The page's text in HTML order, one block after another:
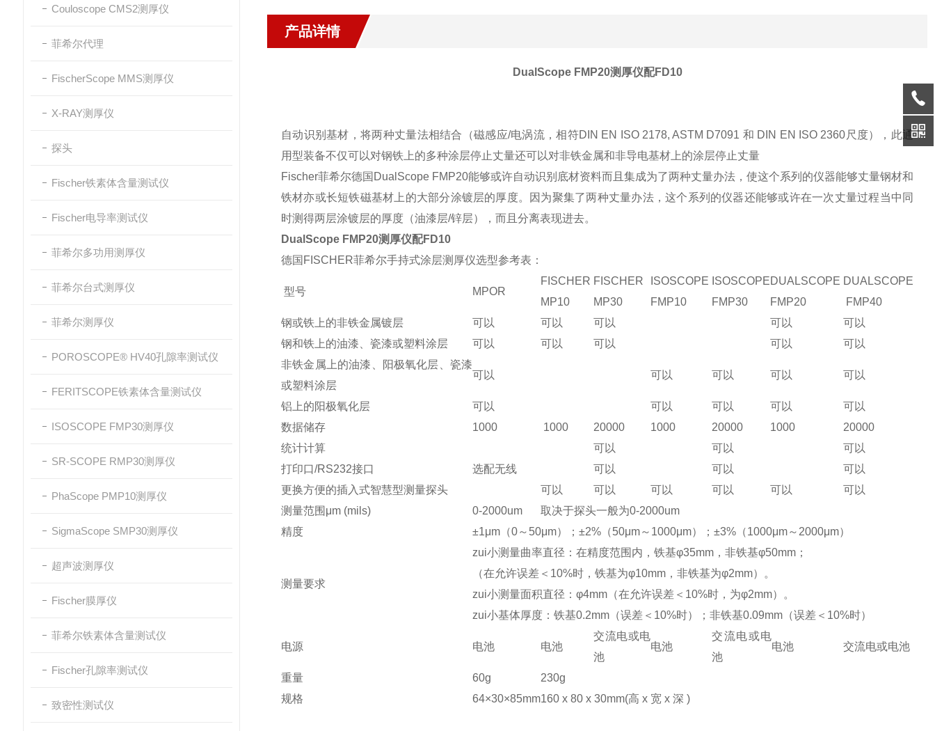
Couloscope CMS2测厚仪
菲希尔代理
FischerScope MMS测厚仪
X-RAY测厚仪
探头
Fischer铁素体含量测试仪
Fischer电导率测试仪
菲希尔多功用测厚仪
菲希尔台式测厚仪
菲希尔测厚仪
POROSCOPE® HV40孔隙率测试仪
FERITSCOPE铁素体含量测试仪
ISOSCOPE FMP30测厚仪
SR-SCOPE RMP30测厚仪
PhaScope PMP10测厚仪
SigmaScope SMP30测厚仪
超声波测厚仪
Fischer膜厚仪
菲希尔铁素体含量测试仪
Fischer孔隙率测试仪
致密性测试仪
产品详情
DualScope FMP20测厚仪配FD10
自动识别基材，将两种丈量法相结合（磁感应/电涡流，相符DIN EN ISO 2178, ASTM D7091 和 DIN EN ISO 2360尺度），此通
用型装备不仅可以对钢铁上的多种涂层停止丈量还可以对非铁金属和非导电基材上的涂层停止丈量
Fischer菲希尔德国DualScope FMP20能够或许自动识别底材资料而且集成为了两种丈量办法，使这个系列的仪器能够丈量钢材和
铁材亦或长短铁磁基材上的大部分涂镀层的厚度。因为聚集了两种丈量办法，这个系列的仪器还能够或许在一次丈量过程当中同
时测得两层涂镀层的厚度（油漆层/锌层），而且分离表现进去。
DualScope FMP20测厚仪配FD10
德国FISCHER菲希尔手持式涂层测厚仪选型参考表：
型号 MPOR
FISCHER
MP10
FISCHER
MP30
ISOSCOPE
FMP10
ISOSCOPE
FMP30
DUALSCOPE
FMP20
DUALSCOPE
FMP40
钢或铁上的非铁金属镀层
可以 可以 可以 可以
可以
钢和铁上的油漆、瓷漆或塑料涂层
可以 可以 可以 可以
可以
非铁金属上的油漆、阳极氧化层、瓷漆
或塑料涂层
可以 可以 可以 可以 可以
铝上的阳极氧化层 可以 可以 可以 可以
可以
数据储存
1000 1000 20000 1000 20000 1000
20000
统计计算
可以 可以
可以
打印口/RS232接口
选配无线 可以 可以
可以
更换方便的插入式智慧型测量探头
可以 可以 可以 可以 可以
可以
测量范围μm (mils)
0-2000um
取决于探头一般为0-2000um
精度
±1μm（0～50μm）；±2%（50μm～1000μm）；±3%（1000μm～2000μm）
测量要求
zui小测量曲率直径：在精度范围内，铁基φ35mm，非铁基φ50mm；
（在允许误差＜10%时，铁基为φ10mm，非铁基为φ2mm）。
zui小测量面积直径：φ4mm（在允许误差＜10%时，为φ2mm）。
zui小基体厚度：铁基0.2mm（误差＜10%时）；非铁基0.09mm（误差＜10%时）
电源 电池 电池
交流电或电
池
电池
交流电或电
池
电池 交流电或电池
重量 60g
230g
规格
64×30×85mm160 x 80 x 30mm(高 x 宽 x 深 )